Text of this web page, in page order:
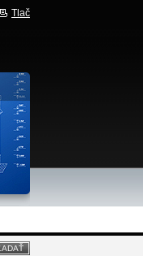
Tlač